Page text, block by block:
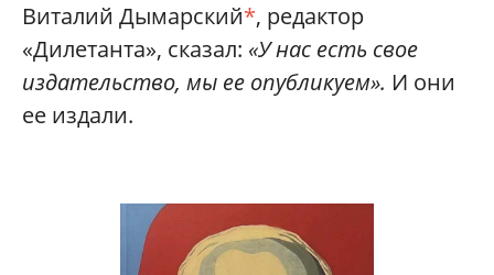
Виталий Дымарский*, редактор
«Дилетанта», сказал: «У нас есть свое
издательство, мы ее опубликуем». И они
ее издали.